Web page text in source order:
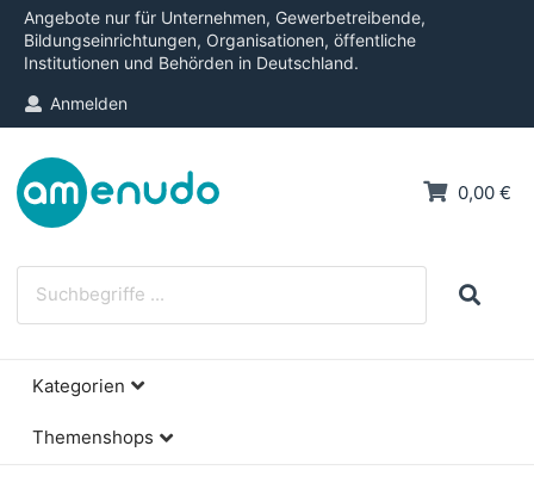
Angebote nur für Unternehmen, Gewerbetreibende,
Bildungseinrichtungen, Organisationen, öffentliche
Institutionen und Behörden in Deutschland.
Anmelden
0,00 €
Kategorien
Themenshops